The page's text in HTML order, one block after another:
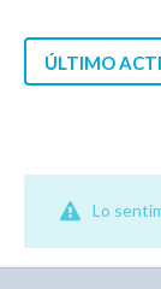
ÚLTIMO
Lo